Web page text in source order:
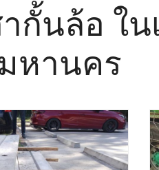
ากั้นล้อ ใ
หานคร